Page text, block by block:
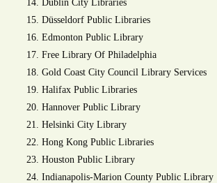
Dublin City Libraries
Düsseldorf Public Libraries
Edmonton Public Library
Free Library Of Philadelphia
Gold Coast City Council Library Services
Halifax Public Libraries
Hannover Public Library
Helsinki City Library
Hong Kong Public Libraries
Houston Public Library
Indianapolis-Marion County Public Library